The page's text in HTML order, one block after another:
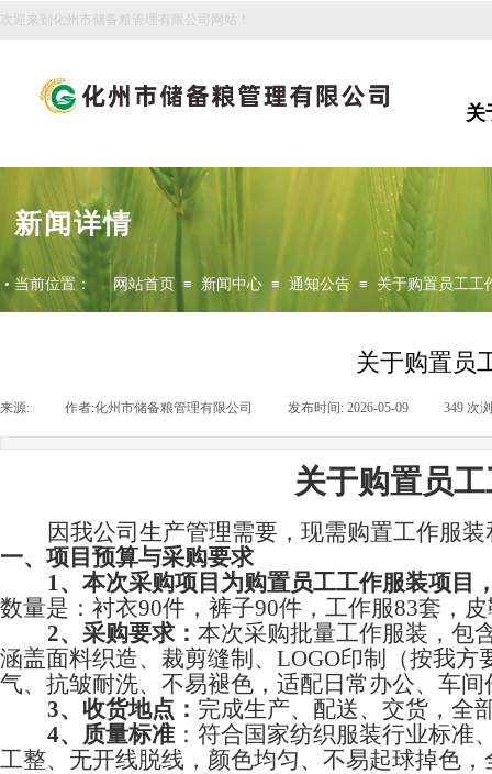
欢迎来到化州市储备粮管理有限公司网站！
关
网站首页 ≡ 新闻中心 ≡ 通知公告 ≡ 关于购置员工工
新闻详情
• 当前位置：
关于购置员
来源: 作者:化州市储备粮管理有限公司 发布时间: 2026-05-09 349 次
关于购置员
因我公司生产管理需要，现需购置工作服
一、项目 预算与采购要求
1、本次采购项目为购置员工工作服装项目
数量是：衬衣90件，裤子90件，工作服83套，
2、采购要求： 本次采购批量工作服装，包
涵盖面料织造、裁剪缝制、 LOGO印制（按我方
气、抗皱耐洗、不易褪色，适配日常办公、车
3、收货地点 ： 完成生产、配送、交货，全
4、质量标准：符合国家纺织服装行业标准
工整、无开线脱线，颜色均匀、不易起球掉色